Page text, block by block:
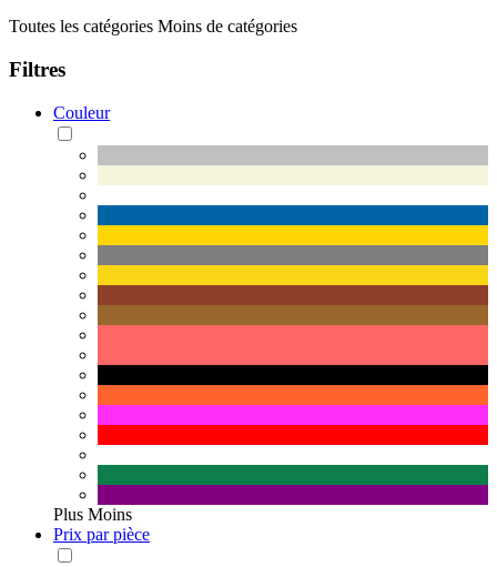
Toutes les catégories Moins de catégories
Filtres
Couleur
Plus Moins
Prix par pièce